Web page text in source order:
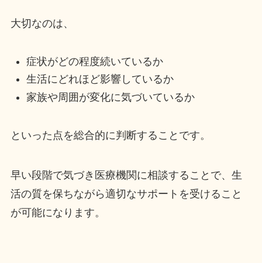
大切なのは、
症状がどの程度続いているか
生活にどれほど影響しているか
家族や周囲が変化に気づいているか
といった点を総合的に判断することです。
早い段階で気づき医療機関に相談することで、生
活の質を保ちながら適切なサポートを受けること
が可能になります。